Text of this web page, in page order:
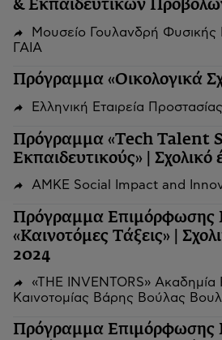
& Εκπαιδευτικών
Μουσείο Γουλανδρή Φυσικής
ΓΑΙΑ
Πρόγραμμα «Οικολογικά
Ελληνική Εταιρεία
Πρόγραμμα «Tech Talent
Εκπαιδευτικούς» | Σχολικό
ΑΜΚΕ Social Impact and
Πρόγραμμα Επιμόρφωσης
«Καινοτόμες Τάξεις» |
2024
«THE INVENTORS» Ακαδημία
Καινοτομίας Βάρης Βούλας
Πρόγραμμα Επιμόρφωσης